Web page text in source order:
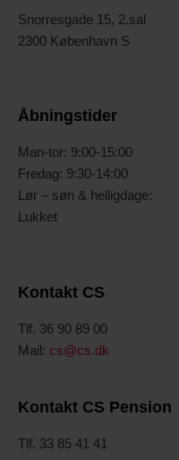
Snorresgade 15, 2.sal
2300 København S
Åbningstider
Man-tor: 9:00-15:00
Fredag: 9:30-14:00
Lør – søn & helligdage:
Lukket
Kontakt CS
Tlf. 36 90 89 00
Mail: cs@cs.dk
Kontakt CS Pension
Tlf. 33 85 41 41